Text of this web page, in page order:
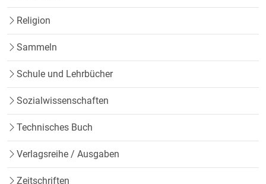
Religion
Sammeln
Schule und Lehrbücher
Sozialwissenschaften
Technisches Buch
Verlagsreihe / Ausgaben
Zeitschriften